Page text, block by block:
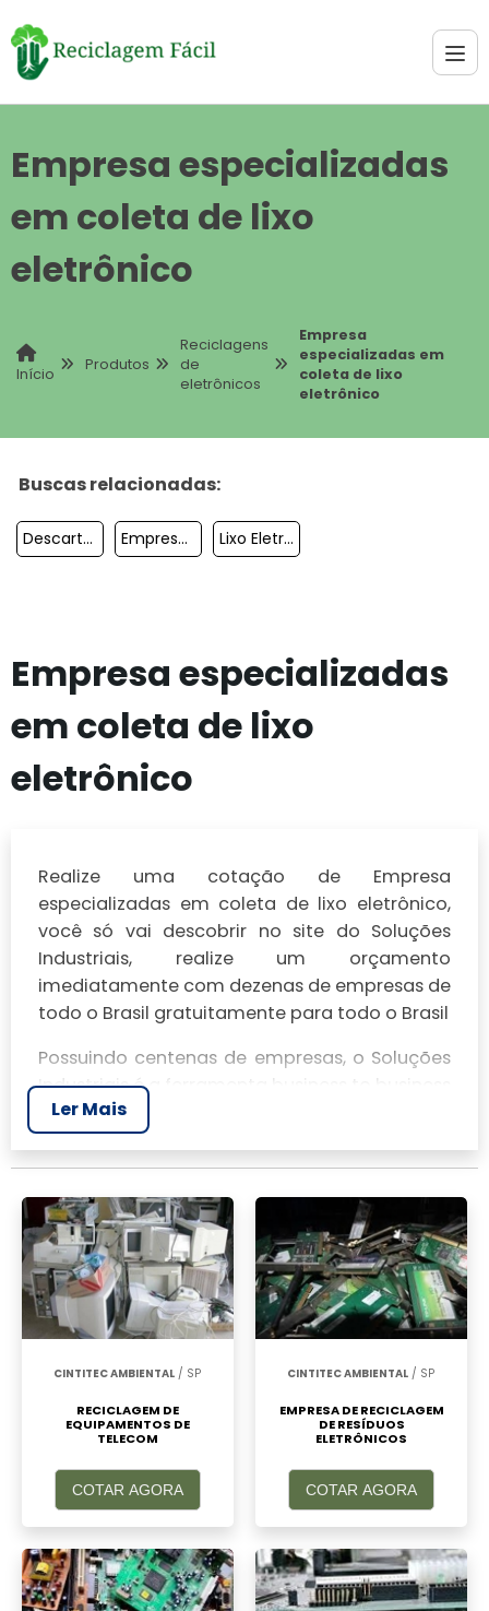
Empresa especializadas
em coleta de lixo
eletrônico
Início
Produtos
Reciclagens
de
eletrônicos
Empresa
especializadas em
coleta de lixo
eletrônico
Buscas relacionadas:
Descarte De Equipamentos Eletrônicos Empresas De Reciclagem De Lixo Tecnológico Lixo Eletrônico Computador
Empresa especializadas
em coleta de lixo
eletrônico
Realize uma cotação de Empresa
especializadas em coleta de lixo eletrônico,
você só vai descobrir no site do Soluções
Industriais, realize um orçamento
imediatamente com dezenas de empresas de
todo o Brasil gratuitamente para todo o Brasil
Possuindo centenas de empresas, o Soluções
Industriais é a ferramenta business to business
mais completo da área industrial. Para
realizar um orçamento de Empresa
especializadas em coleta de lixo eletrônico,
clique em um ou mais dos anuciantes a
seguir:
Ler Mais
CINTITEC AMBIENTAL / SP
RECICLAGEM DE
EQUIPAMENTOS DE
TELECOM
COTAR AGORA
CINTITEC AMBIENTAL / SP
EMPRESA DE RECICLAGEM
DE RESÍDUOS
ELETRÔNICOS
COTAR AGORA